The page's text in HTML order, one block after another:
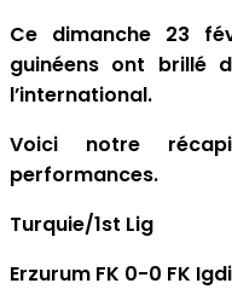
Ce dimanche 23
guinéens ont brillé
l’international.
Voici notre
performances.
Turquie/1st Lig
Erzurum FK 0-0 FK